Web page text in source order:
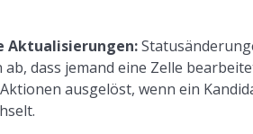
Aktualisierungen:
dass jemand eine Zelle
ausgelöst, wenn ein